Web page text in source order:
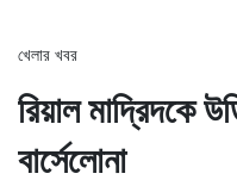
খেলার খবর
রিয়াল মাদ্রিদকে
বার্সেলোনা